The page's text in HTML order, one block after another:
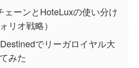
ェーンとHoteLuxの使い分け
リオ戦略）
でリーガロイヤル大
みた